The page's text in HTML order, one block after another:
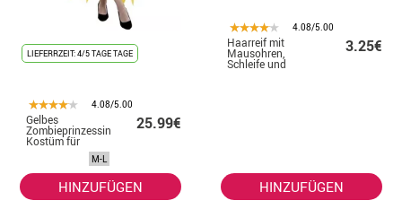
LIEFERRZEIT: 4/5 TAGE TAGE
4.08/5.00
Gelbes
Zombieprinzessin
Kostüm für
25.99€
M-L
HINZUFÜGEN
4.08/5.00
Haarreif mit
Mausohren,
Schleife und
3.25€
HINZUFÜGEN